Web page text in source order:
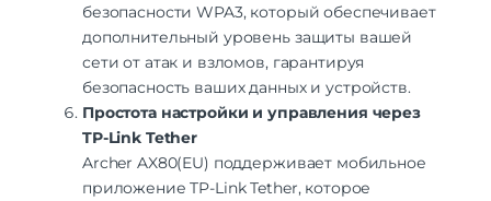
безопасности WPA3, который обеспечивает
дополнительный уровень защиты вашей
сети от атак и взломов, гарантируя
безопасность ваших данных и устройств.
Простота настройки и управления через
TP-Link Tether
Archer AX80(EU) поддерживает мобильное
приложение TP-Link Tether, которое